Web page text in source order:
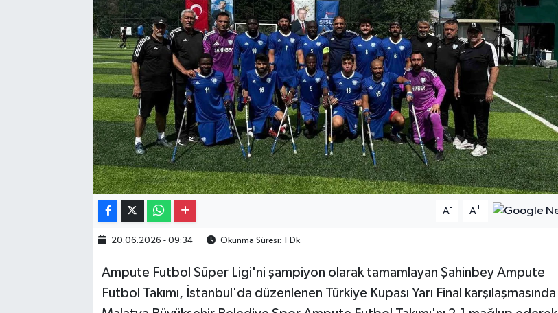
A- A+
20.06.2026 - 09:34 Okunma Süresi: 1 Dk
Ampute Futbol Süper Ligi'ni şampiyon olarak tamamlayan Şahinbey Ampute
Futbol Takımı, İstanbul'da düzenlenen Türkiye Kupası Yarı Final karşılaşmasında
Gayrimenkul